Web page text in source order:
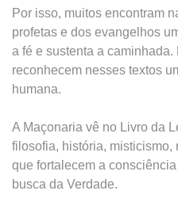
Por isso, muitos encontram
profetas e dos evangelhos
a fé e sustenta a
reconhecem nesses textos
humana.
A Maçonaria vê no Livro da
filosofia, história, misticismo,
que fortalecem a
busca da Verdade.